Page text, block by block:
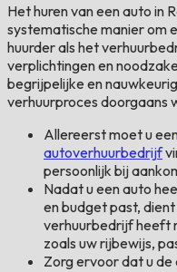
Het huren van een auto in
systematische manier om
huurder als het
verplichtingen en
begrijpelijke en
verhuurproces doorgaans
Allereerst moet u
autoverhuurbedrijf
persoonlijk bij
Nadat u een auto
en budget past,
verhuurbedrijf heeft
zoals uw rijbewijs,
Zorg ervoor dat u